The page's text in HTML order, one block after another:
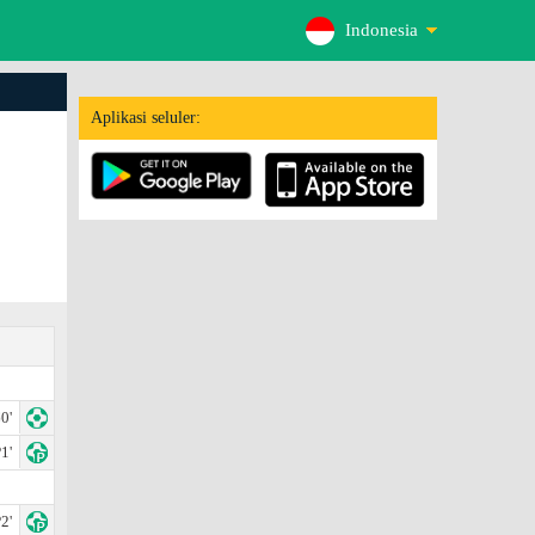
Indonesia
Aplikasi seluler: